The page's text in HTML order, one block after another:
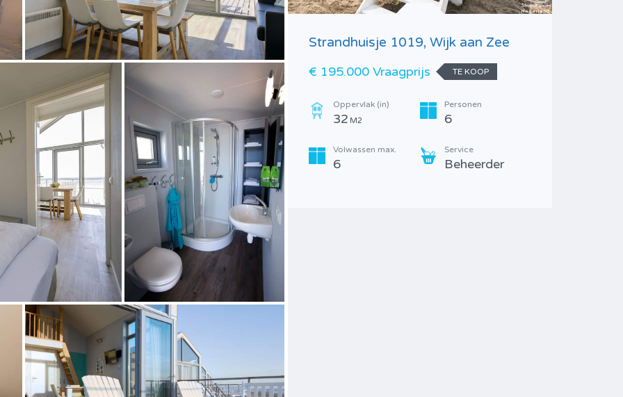
Splinternieuw Strandhuisje – Wijk
aan Zee
€ 275.000 Vraagprijs
TE KOOP
M²
Personen
6
6
Service
Strandorg.
Strandhuisje 1019, Wijk aan Zee
€ 195.000 Vraagprijs
TE KOOP
Oppervlak (in)
32 M2
Personen
6
Volwassen max.
6
Service
Beheerder